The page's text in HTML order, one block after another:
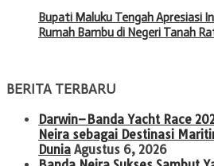
Bupati Maluku Tengah Apresiasi
Rumah Bambu di Negeri Tanah
BERITA TERBARU
Darwin–Banda Yacht Race
Neira sebagai Destinasi
Dunia Agustus 6, 2026